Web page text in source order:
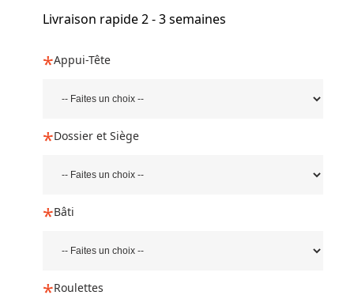
Livraison rapide 2 - 3 semaines
Appui-Tête
Dossier et Siège
Bâti
Roulettes